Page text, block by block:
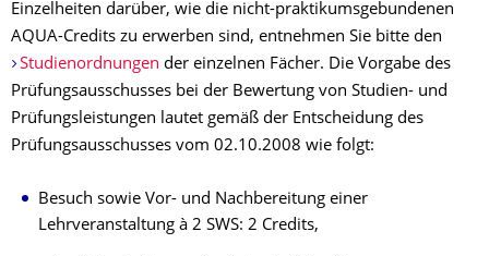
Einzelheiten darüber, wie die nicht-praktikumsgebundenen
AQUA-Credits zu erwerben sind, entnehmen Sie bitte den
Studienordnungen der einzelnen Fächer. Die Vorgabe des
Prüfungsausschusses bei der Bewertung von Studien- und
Prüfungsleistungen lautet gemäß der Entscheidung des
Prüfungsausschusses vom 02.10.2008 wie folgt:
Besuch sowie Vor- und Nachbereitung einer
Lehrveranstaltung à 2 SWS: 2 Credits,